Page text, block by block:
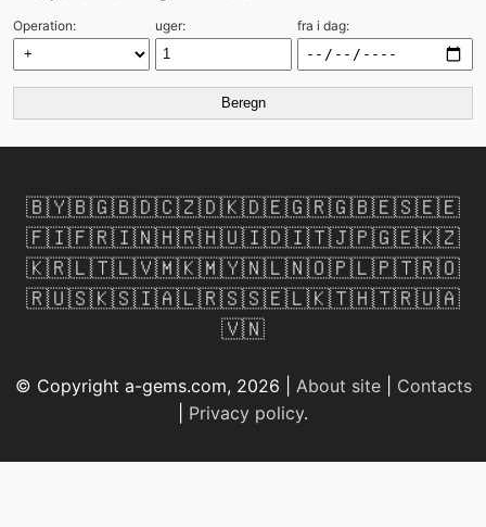
Operation: uger: fra i dag:
Beregn
🇧🇾🇧🇬🇧🇩🇨🇿🇩🇰🇩🇪🇬🇷🇬🇧🇪🇸🇪🇪
🇫🇮🇫🇷🇮🇳🇭🇷🇭🇺🇮🇩🇮🇹🇯🇵🇬🇪🇰🇿
🇰🇷🇱🇹🇱🇻🇲🇰🇲🇾🇳🇱🇳🇴🇵🇱🇵🇹🇷🇴
🇷🇺🇸🇰🇸🇮🇦🇱🇷🇸🇸🇪🇱🇰🇹🇭🇹🇷🇺🇦
🇻🇳
© Copyright a-gems.com, 2026 | About site| Contacts
Privacy policy.